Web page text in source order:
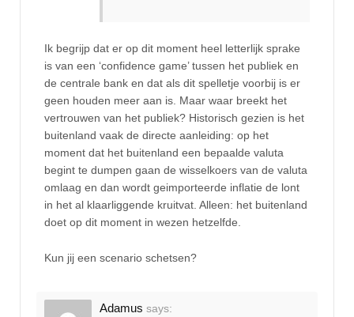
Ik begrijp dat er op dit moment heel letterlijk sprake
is van een ‘confidence game’ tussen het publiek en
de centrale bank en dat als dit spelletje voorbij is er
geen houden meer aan is. Maar waar breekt het
vertrouwen van het publiek? Historisch gezien is het
buitenland vaak de directe aanleiding: op het
moment dat het buitenland een bepaalde valuta
begint te dumpen gaan de wisselkoers van de valuta
omlaag en dan wordt geimporteerde inflatie de lont
in het al klaarliggende kruitvat. Alleen: het buitenland
doet op dit moment in wezen hetzelfde.
Kun jij een scenario schetsen?
Adamus says: